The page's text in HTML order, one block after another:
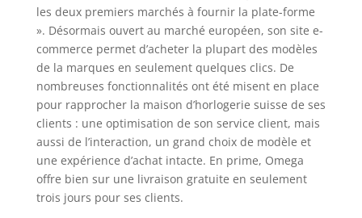
les deux premiers marchés à fournir la plate-forme
». Désormais ouvert au marché européen, son site e-
commerce permet d’acheter la plupart des modèles
de la marques en seulement quelques clics. De
nombreuses fonctionnalités ont été misent en place
pour rapprocher la maison d’horlogerie suisse de ses
clients : une optimisation de son service client, mais
aussi de l’interaction, un grand choix de modèle et
une expérience d’achat intacte. En prime, Omega
offre bien sur une livraison gratuite en seulement
trois jours pour ses clients.